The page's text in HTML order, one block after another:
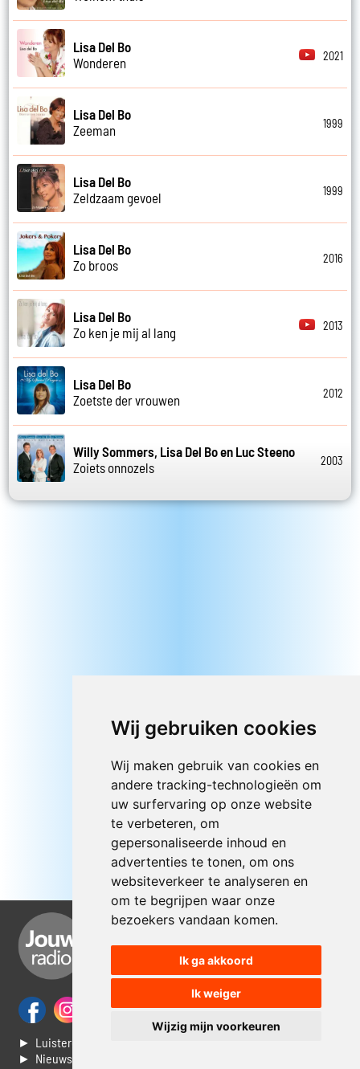
Wij gebruiken cookies
Wij maken gebruik van cookies en
andere tracking-technologieën om
uw surfervaring op onze website
te verbeteren, om
gepersonaliseerde inhoud en
advertenties te tonen, om ons
websiteverkeer te analyseren en
om te begrijpen waar onze
bezoekers vandaan komen.
Ik ga akkoord
Ik weiger
Wijzig mijn voorkeuren
Lisa Del Bo
Wonderen
2021
Lisa Del Bo
Zeeman
1999
Lisa Del Bo
Zeldzaam gevoel
1999
Lisa Del Bo
Zo broos
2016
Lisa Del Bo
Zo ken je mij al lang
2013
Lisa Del Bo
Zoetste der vrouwen
2012
Willy Sommers, Lisa Del Bo en Luc Steeno
Zoiets onnozels
2003
► Luisteren naar Jouwradio
► Nieuws